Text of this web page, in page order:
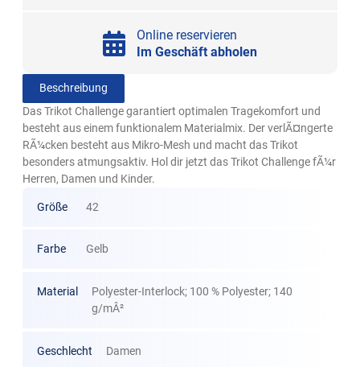
Online reservieren
Im Geschäft abholen
Beschreibung
Das Trikot Challenge garantiert optimalen Tragekomfort und
besteht aus einem funktionalem Materialmix. Der verlÃ¤ngerte
RÃ¼cken besteht aus Mikro-Mesh und macht das Trikot
besonders atmungsaktiv. Hol dir jetzt das Trikot Challenge fÃ¼r
Herren, Damen und Kinder.
Größe 42
Farbe Gelb
Material
Polyester-Interlock; 100 % Polyester; 140
g/mÂ²
Geschlecht Damen